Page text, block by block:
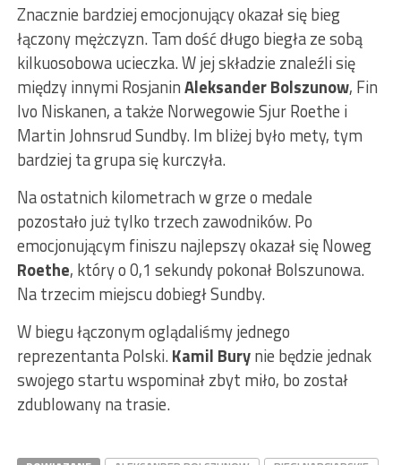
Znacznie bardziej emocjonujący okazał się bieg
łączony mężczyzn. Tam dość długo biegła ze sobą
kilkuosobowa ucieczka. W jej składzie znaleźli się
między innymi RosjaninAleksander Bolszunow, Fin
Ivo Niskanen, a także Norwegowie Sjur Roethe i
Martin Johnsrud Sundby. Im bliżej było mety, tym
bardziej ta grupa się kurczyła.
Na ostatnich kilometrach w grze o medale
pozostało już tylko trzech zawodników. Po
emocjonującym finiszu najlepszy okazał się Noweg
Roethe, który o 0,1 sekundy pokonał Bolszunowa.
Na trzecim miejscu dobiegł Sundby.
W biegu łączonym oglądaliśmy jednego
reprezentanta Polski.Kamil Burynie będzie jednak
swojego startu wspominał zbyt miło, bo został
zdublowany na trasie.